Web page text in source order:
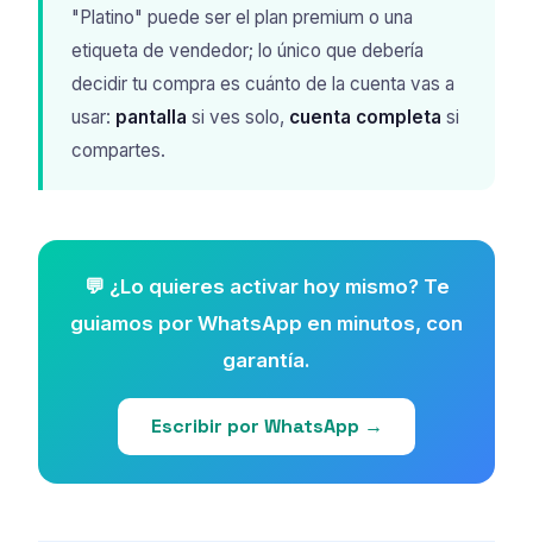
"Platino" puede ser el plan premium o una
etiqueta de vendedor; lo único que debería
decidir tu compra es cuánto de la cuenta vas a
usar: pantalla si ves solo, cuenta completa si
compartes.
💬 ¿Lo quieres activar hoy mismo? Te
guiamos por WhatsApp en minutos, con
garantía.
Escribir por WhatsApp →